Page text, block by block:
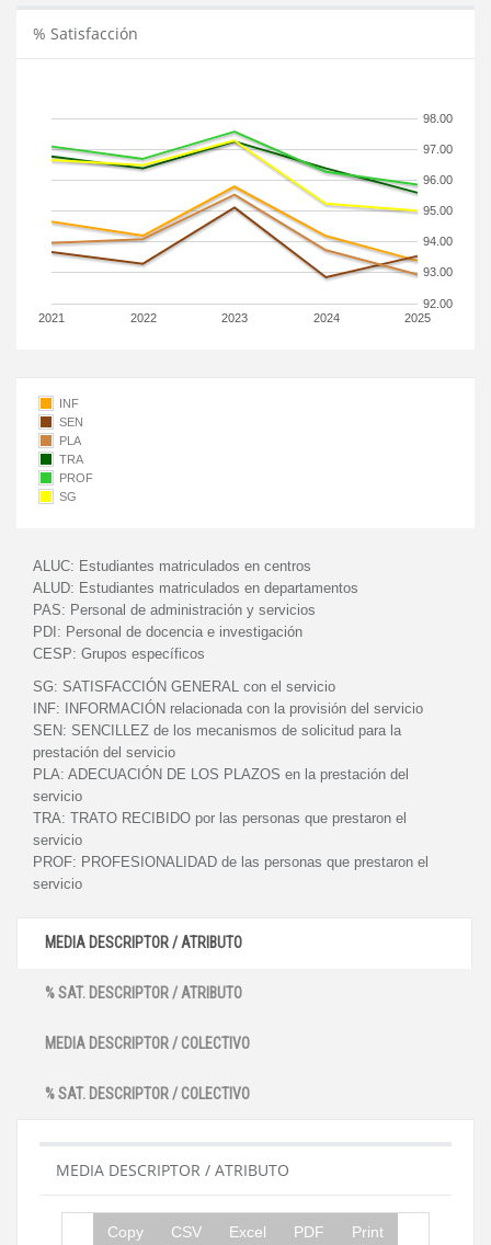
% Satisfacción
2021 2022 2023 2024 2025
92.00
93.00
94.00
95.00
96.00
97.00
98.00
INF
SEN
PLA
TRA
PROF
SG
ALUC: Estudiantes matriculados en centros
ALUD: Estudiantes matriculados en departamentos
PAS: Personal de administración y servicios
PDI: Personal de docencia e investigación
CESP: Grupos específicos
SG: SATISFACCIÓN GENERAL con el servicio
INF:
INFORMACIÓN relacionada con la provisión del servicio
SEN: SENCILLEZ de los mecanismos de solicitud para la
prestación del servicio
PLA: ADECUACIÓN DE LOS PLAZOS en la prestación del
servicio
TRA: TRATO RECIBIDO por las personas que prestaron el
servicio
PROF: PROFESIONALIDAD de las personas que prestaron el
servicio
MEDIA DESCRIPTOR / ATRIBUTO
% SAT. DESCRIPTOR / ATRIBUTO
MEDIA DESCRIPTOR / COLECTIVO
% SAT. DESCRIPTOR / COLECTIVO
MEDIA DESCRIPTOR / ATRIBUTO
Copy CSV Excel PDF Print